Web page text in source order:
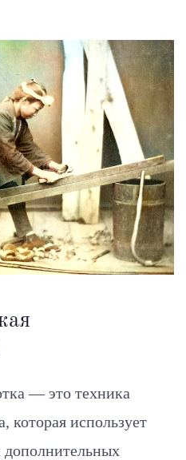
— это техника
которая использует
дополнительных